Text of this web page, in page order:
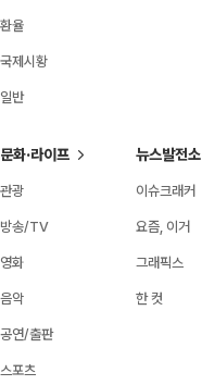
환율
국제시황
일반
문화·라이프
관광
방송/TV
영화
음악
공연/출판
스포츠
뉴스발전소
이슈크래커
요즘, 이거
그래픽스
한 컷